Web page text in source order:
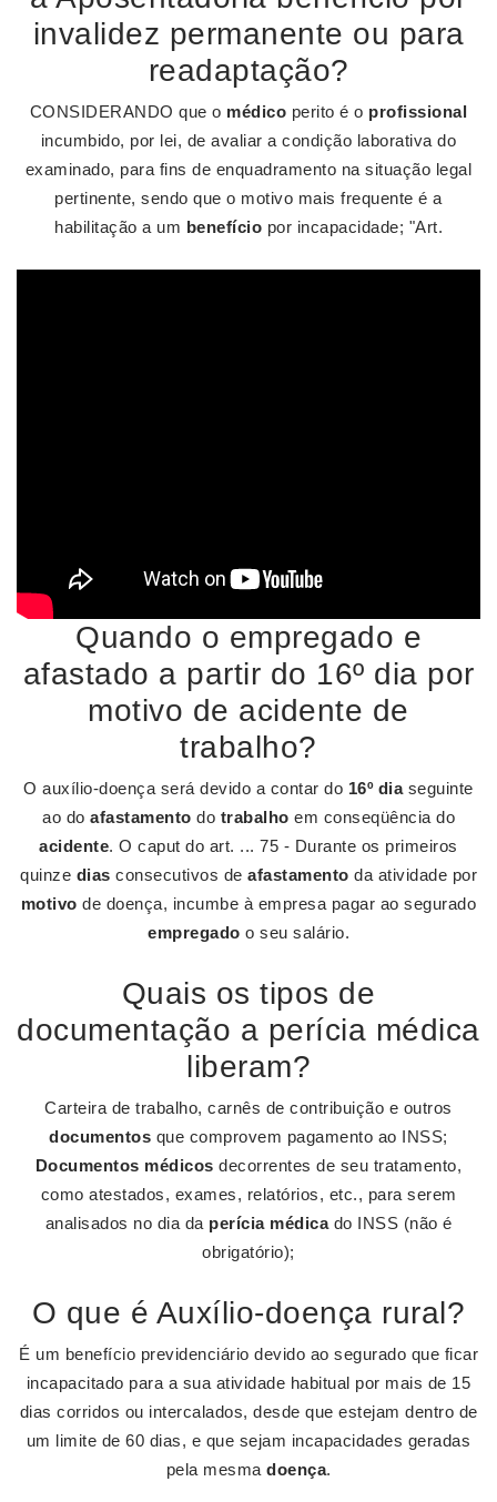
invalidez permanente ou para
readaptação?
CONSIDERANDO que o médico perito é o profissional
incumbido, por lei, de avaliar a condição laborativa do
examinado, para fins de enquadramento na situação legal
pertinente, sendo que o motivo mais frequente é a
habilitação a um benefício por incapacidade; "Art.
Quando o empregado e
afastado a partir do 16º dia por
motivo de acidente de
trabalho?
O auxílio-doença será devido a contar do 16º diaseguinte
ao do afastamento do trabalho em conseqüência do
acidente. O caput do art. ... 75 - Durante os primeiros
quinze dias consecutivos de afastamento da atividade por
motivo de doença, incumbe à empresa pagar ao segurado
empregado o seu salário.
Quais os tipos de
documentação a perícia médica
liberam?
Carteira de trabalho, carnês de contribuição e outros
documentos que comprovem pagamento ao INSS;
Documentos médicos decorrentes de seu tratamento,
como atestados, exames, relatórios, etc., para serem
analisados no dia da perícia médicado INSS (não é
obrigatório);
O que é Auxílio-doença rural?
É um benefício previdenciário devido ao segurado que ficar
incapacitado para a sua atividade habitual por mais de 15
dias corridos ou intercalados, desde que estejam dentro de
um limite de 60 dias, e que sejam incapacidades geradas
pela mesma doença.